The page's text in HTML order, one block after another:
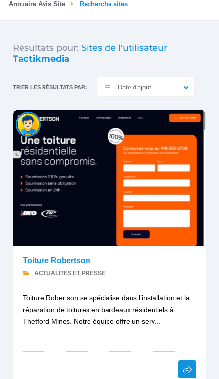
Annuaire Avis Site Recherche sites
Résultats pour: Sites de l'utilisateur
Tactikmedia
TRIER LES RÉSULTATS PAR: Date d'ajout
Toiture Robertson
ACTUALITÉS ET PRESSE
Toiture Robertson se spécialise dans l’installation et la
réparation de toitures en bardeaux résidentiels à
Thetford Mines. Notre équipe offre un serv...